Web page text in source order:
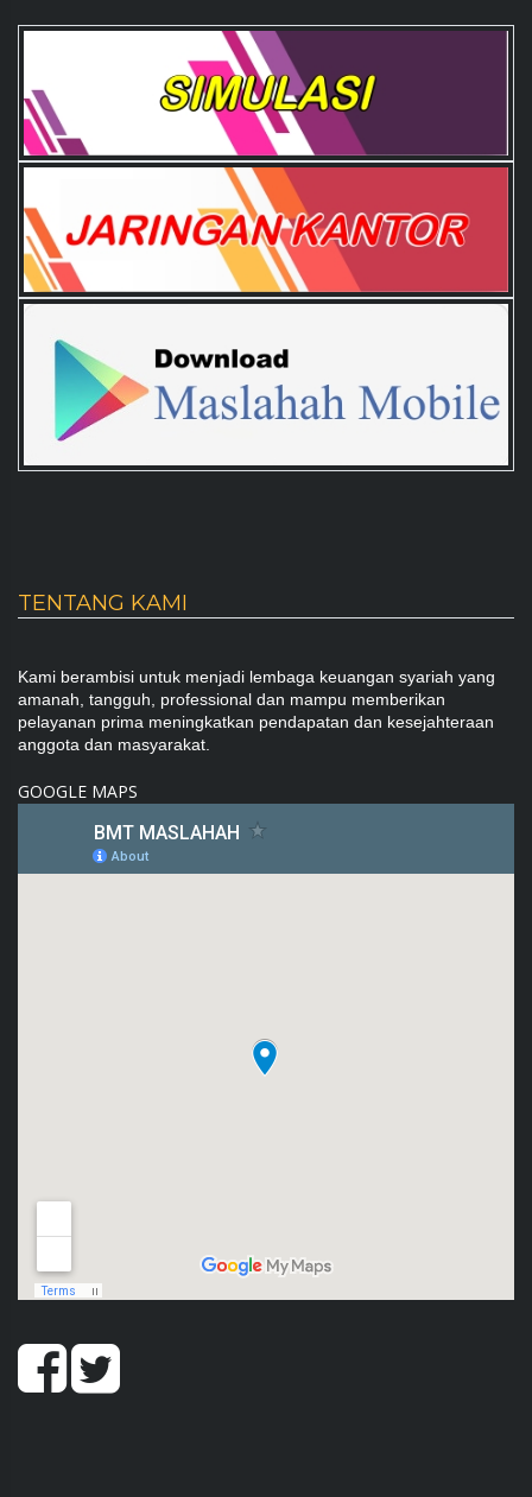
TENTANG KAMI
Kami berambisi untuk menjadi lembaga keuangan syariah yang
amanah, tangguh, professional dan mampu memberikan
pelayanan prima meningkatkan pendapatan dan kesejahteraan
anggota dan masyarakat.
GOOGLE MAPS